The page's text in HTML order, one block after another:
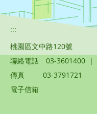
:::
桃園區文中路120號
聯絡電話
03-3601400 |
傳真
03-3791721
電子信箱